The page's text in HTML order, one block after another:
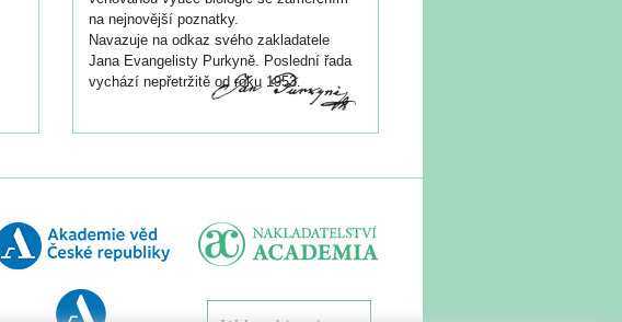
na nejnovější poznatky.
Navazuje na odkaz svého zakladatele
Jana Evangelisty Purkyně. Poslední řada
vychází nepřetržitě od roku 1953.